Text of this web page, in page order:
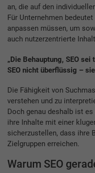
an, die auf den
Für Unternehmen
anpassen müssen, um
auch nutzerzentrierte
„Die Behauptung, SEO
SEO nicht überflüssig –
Die Fähigkeit von
verstehen und zu
Doch genau deshalb ist
ihre Inhalte mit einer
sicherzustellen, dass ihre
Zielgruppen erreichen.
Warum SEO